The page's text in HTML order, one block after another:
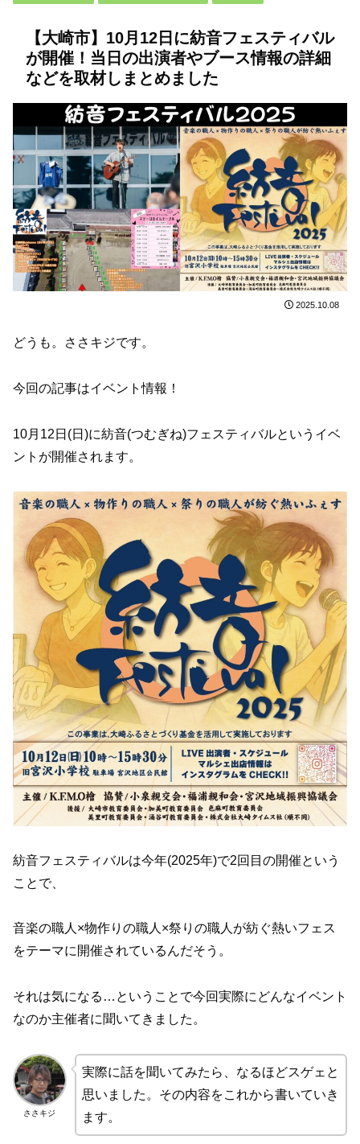
【大崎市】10月12日に紡音フェスティバル
が開催！当日の出演者やブース情報の詳細
などを取材しまとめました
2025.10.08
どうも。ささキジです。
今回の記事はイベント情報！
10月12日(日)に紡音(つむぎね)フェスティバルというイベ
ントが開催されます。
紡音フェスティバルは今年(2025年)で2回目の開催という
ことで、
音楽の職人×物作りの職人×祭りの職人が紡ぐ熱いフェス
をテーマに開催されているんだそう。
それは気になる…ということで今回実際にどんなイベント
なのか主催者に聞いてきました。
ささキジ
実際に話を聞いてみたら、なるほどスゲェと
思いました。その内容をこれから書いていき
ます。